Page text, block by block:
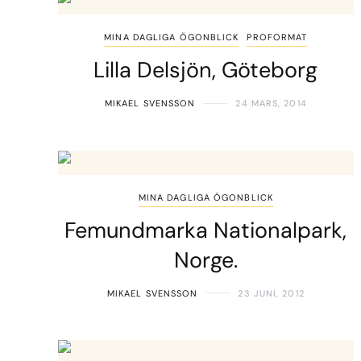
MINA DAGLIGA ÖGONBLICK PROFORMAT
Lilla Delsjön, Göteborg
MIKAEL SVENSSON 24 MARS, 2014
MINA DAGLIGA ÖGONBLICK
Femundmarka Nationalpark,
Norge.
MIKAEL SVENSSON 23 JUNI, 2012